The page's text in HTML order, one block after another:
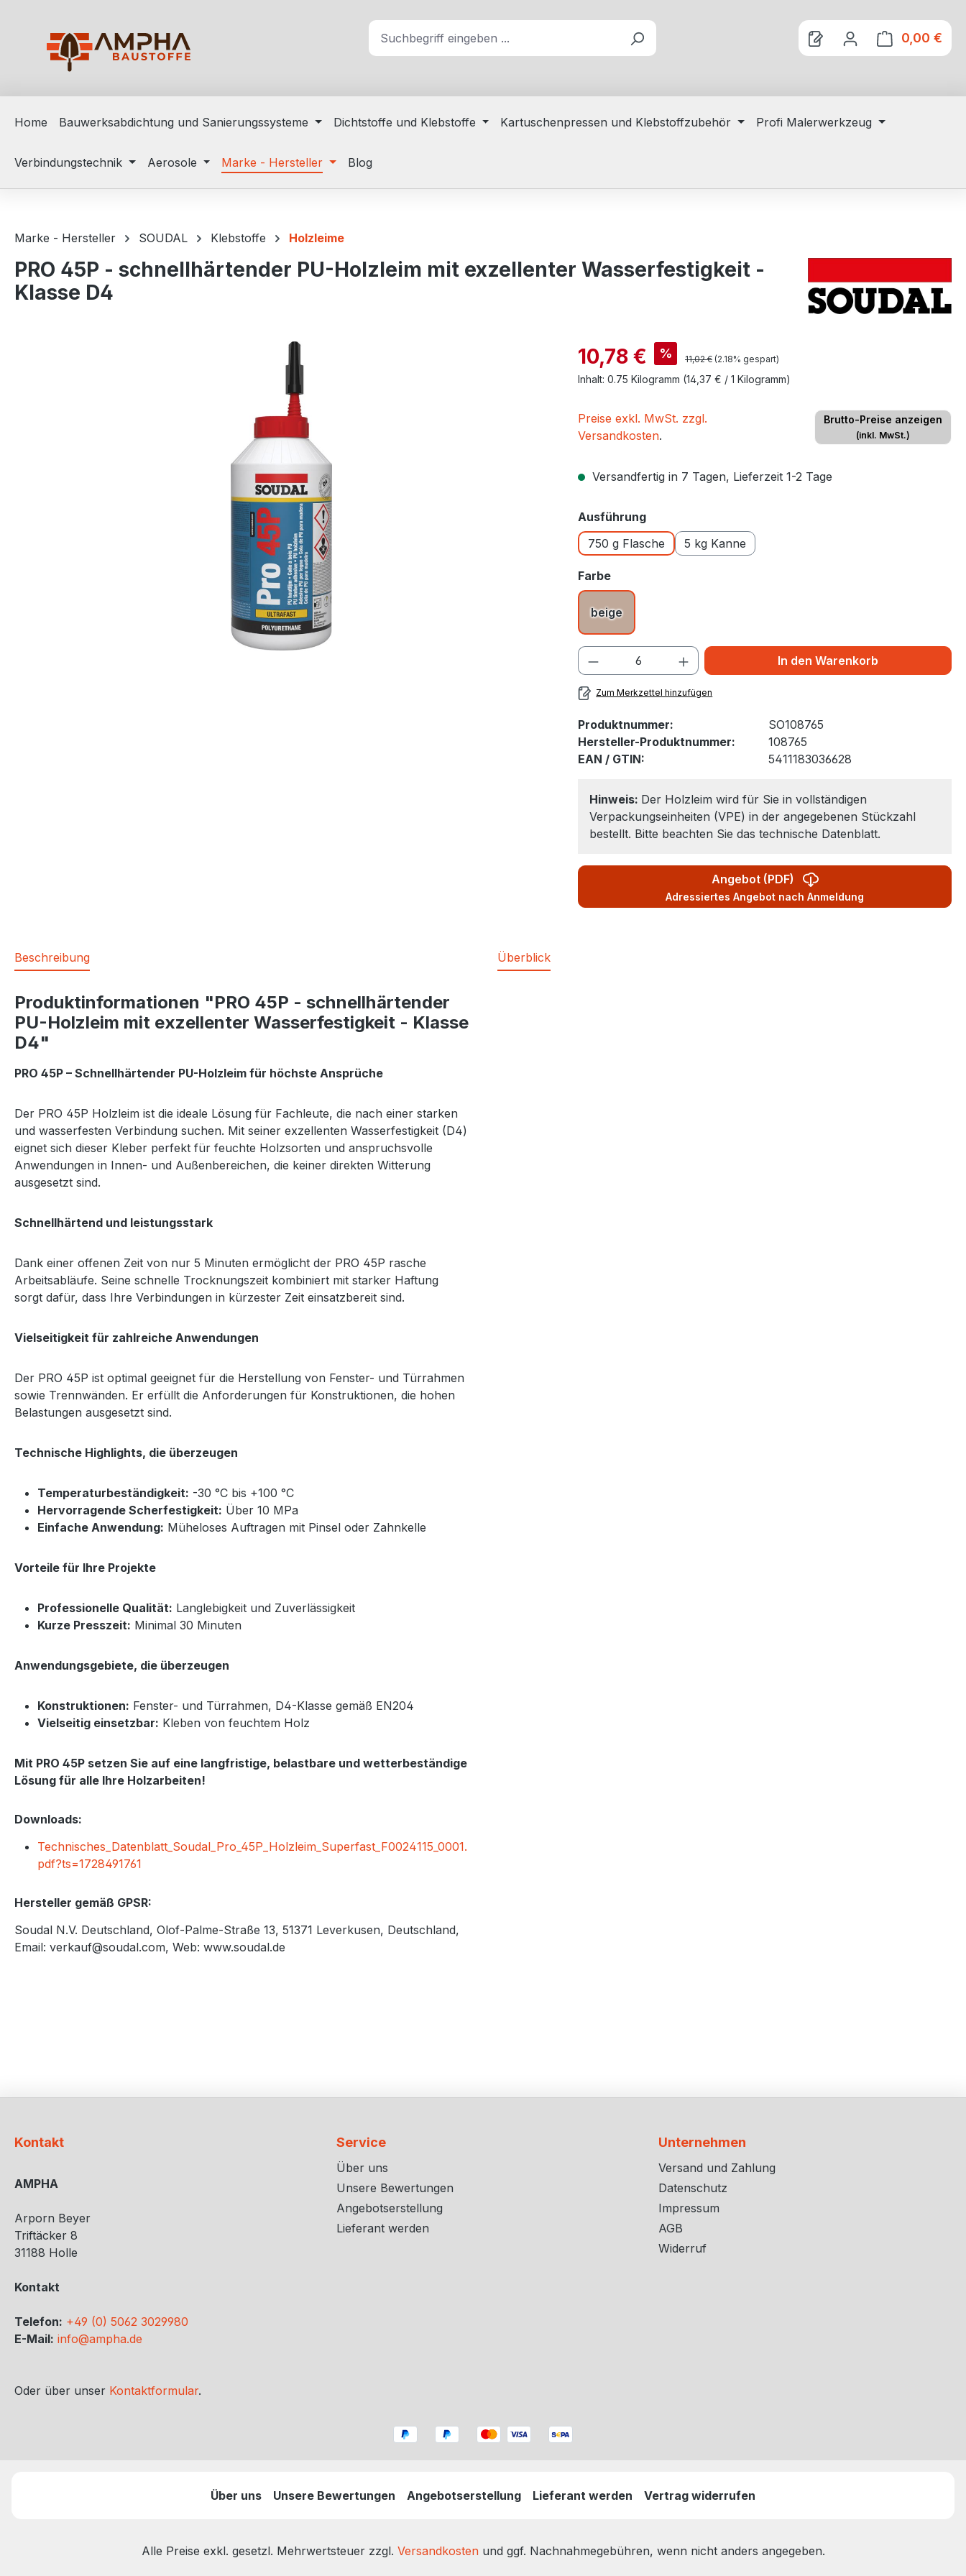
0,00 €
Home Bauwerksabdichtung und Sanierungssysteme Dichtstoffe und Klebstoffe Kartuschenpressen und Klebstoffzubehör Profi Malerwerkzeug
Verbindungstechnik Aerosole Marke - Hersteller Blog
Marke - Hersteller SOUDAL Klebstoffe Holzleime
PRO 45P - schnellhärtender PU-Holzleim mit exzellenter Wasserfestigkeit -
Klasse D4
Verkaufspreis:
10,78 € % Regulärer Preis:
11,02 € (2.18% gespart)
Inhalt: 0.75 Kilogramm (14,37 € / 1 Kilogramm)
Preise exkl. MwSt. zzgl.
Versandkosten.
Brutto-Preise anzeigen
(inkl. MwSt.)
Versandfertig in 7 Tagen, Lieferzeit 1-2 Tage
Ausführungauswählen
750 g Flasche
5 kg Kanne
Farbeauswählen
beige
In den Warenkorb
Zum Merkzettel hinzufügen
Produktnummer:
SO108765
Hersteller-Produktnummer:
108765
EAN / GTIN:
5411183036628
Hinweis: Der Holzleim wird für Sie in vollständigen
Verpackungseinheiten (VPE) in der angegebenen Stückzahl
bestellt. Bitte beachten Sie das technische Datenblatt.
Angebot (PDF)
Adressiertes Angebot nach Anmeldung
Beschreibung
Produktinformationen "PRO 45P - schnellhärtender
PU-Holzleim mit exzellenter Wasserfestigkeit - Klasse
D4"
PRO 45P – Schnellhärtender PU-Holzleim für höchste Ansprüche
Der PRO 45P Holzleim ist die ideale Lösung für Fachleute, die nach einer starken
und wasserfesten Verbindung suchen. Mit seiner exzellenten Wasserfestigkeit (D4)
eignet sich dieser Kleber perfekt für feuchte Holzsorten und anspruchsvolle
Anwendungen in Innen- und Außenbereichen, die keiner direkten Witterung
ausgesetzt sind.
Schnellhärtend und leistungsstark
Dank einer offenen Zeit von nur 5 Minuten ermöglicht der PRO 45P rasche
Arbeitsabläufe. Seine schnelle Trocknungszeit kombiniert mit starker Haftung
sorgt dafür, dass Ihre Verbindungen in kürzester Zeit einsatzbereit sind.
Vielseitigkeit für zahlreiche Anwendungen
Der PRO 45P ist optimal geeignet für die Herstellung von Fenster- und Türrahmen
sowie Trennwänden. Er erfüllt die Anforderungen für Konstruktionen, die hohen
Belastungen ausgesetzt sind.
Technische Highlights, die überzeugen
Temperaturbeständigkeit: -30 °C bis +100 °C
Hervorragende Scherfestigkeit: Über 10 MPa
Einfache Anwendung: Müheloses Auftragen mit Pinsel oder Zahnkelle
Vorteile für Ihre Projekte
Professionelle Qualität: Langlebigkeit und Zuverlässigkeit
Kurze Presszeit: Minimal 30 Minuten
Anwendungsgebiete, die überzeugen
Konstruktionen: Fenster- und Türrahmen, D4-Klasse gemäß EN204
Vielseitig einsetzbar: Kleben von feuchtem Holz
Mit PRO 45P setzen Sie auf eine langfristige, belastbare und wetterbeständige
Lösung für alle Ihre Holzarbeiten!
Downloads:
Technisches_Datenblatt_Soudal_Pro_45P_Holzleim_Superfast_F0024115_0001.
pdf?ts=1728491761
Hersteller gemäß GPSR:
Soudal N.V. Deutschland, Olof-Palme-Straße 13, 51371 Leverkusen, Deutschland,
Email: verkauf@soudal.com, Web: www.soudal.de
Überblick
Kontakt
AMPHA
Arporn Beyer
Triftäcker 8
31188 Holle
Kontakt
Telefon: +49 (0) 5062 3029980
E-Mail: info@ampha.de
Oder über unser Kontaktformular.
Service
Über uns
Unsere Bewertungen
Angebotserstellung
Lieferant werden
Unternehmen
Versand und Zahlung
Datenschutz
Impressum
AGB
Widerruf
Über uns Unsere Bewertungen Angebotserstellung Lieferant werden Vertrag widerrufen
Alle Preise exkl. gesetzl. Mehrwertsteuer zzgl. Versandkostenund ggf. Nachnahmegebühren, wenn nicht anders angegeben.